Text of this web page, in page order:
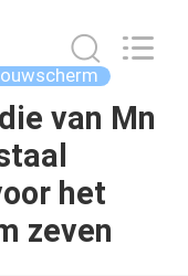
van Mn
het
zeven